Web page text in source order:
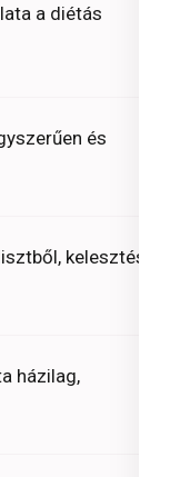
a diétás
és
kelesztés
házilag,